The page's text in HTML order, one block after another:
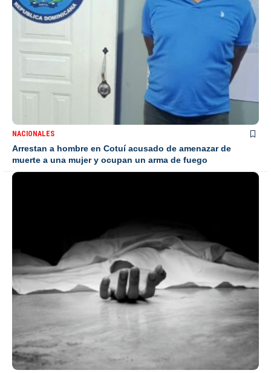
NACIONALES
Arrestan a hombre en Cotuí acusado de amenazar de
muerte a una mujer y ocupan un arma de fuego